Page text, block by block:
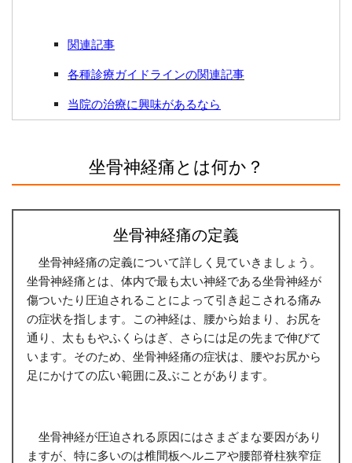
関連記事
各種診療ガイドラインの関連記事
当院の治療に興味があるなら
坐骨神経痛とは何か？
坐骨神経痛の定義
坐骨神経痛の定義について詳しく見ていきましょう。
坐骨神経痛とは、体内で最も太い神経である坐骨神経が
傷ついたり圧迫されることによって引き起こされる痛み
の症状を指します。この神経は、腰から始まり、お尻を
通り、太ももやふくらはぎ、さらには足の先まで伸びて
います。そのため、坐骨神経痛の症状は、腰やお尻から
足にかけての広い範囲に及ぶことがあります。
坐骨神経が圧迫される原因にはさまざまな要因があり
ますが、特に多いのは椎間板ヘルニアや腰部脊柱狭窄症